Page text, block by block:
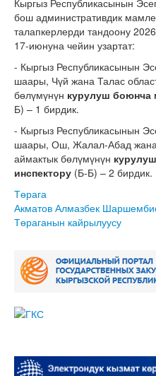
Кыргыз Республикасынын
бош административдик
талапкерлерди тандоону
17-июнуна чейин узартат:
- Кыргыз Республикасынын
шаары, Чүй жана Талас
бөлүмүнүн курулуш боюнча
Б) – 1 бирдик.
- Кыргыз Республикасынын
шаары, Ош, Жалал-Абад жана
аймактык бөлүмүнүн
инспектору (Б-Б) – 2 бирдик.
Төрага
Акматов Алмазбек
Төраганын кайрылуусу